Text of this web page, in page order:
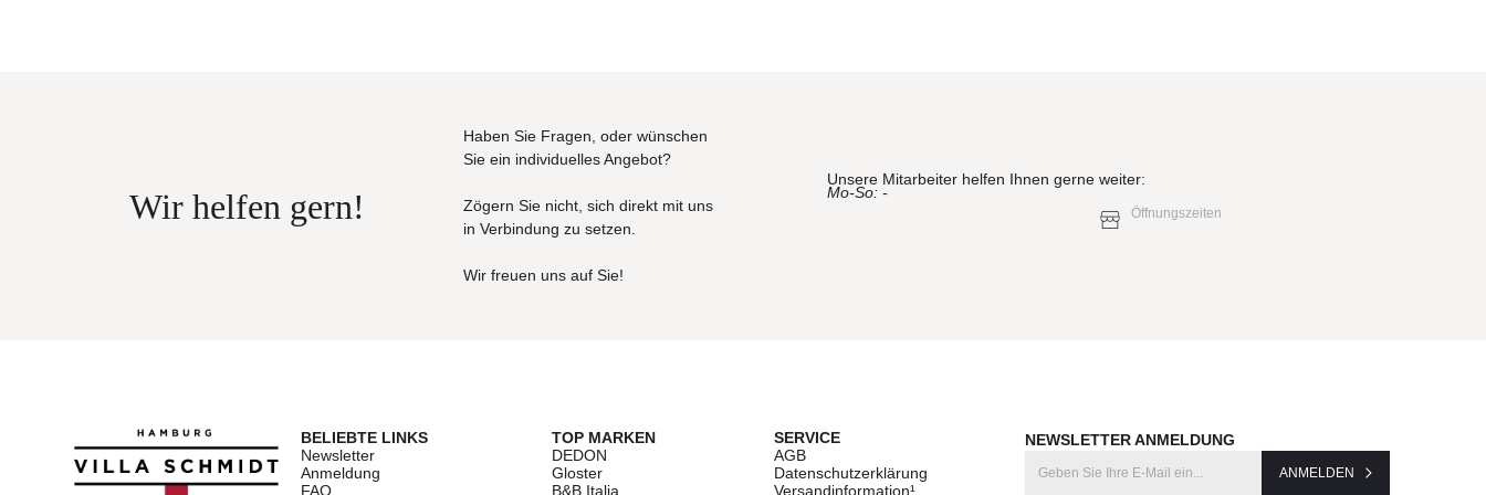
Wir helfen gern!
Haben Sie Fragen, oder wünschen
Sie ein individuelles Angebot?
Zögern Sie nicht, sich direkt mit uns
in Verbindung zu setzen.
Wir freuen uns auf Sie!
Unsere Mitarbeiter helfen Ihnen gerne weiter:
Mo-So: -
Öffnungszeiten
BELIEBTE LINKS
Newsletter
Anmeldung
FAQ
TOP MARKEN
DEDON
Gloster
B&B Italia
SERVICE
AGB
Datenschutzerklärung
Versandinformation¹
NEWSLETTER ANMELDUNG
ANMELDEN